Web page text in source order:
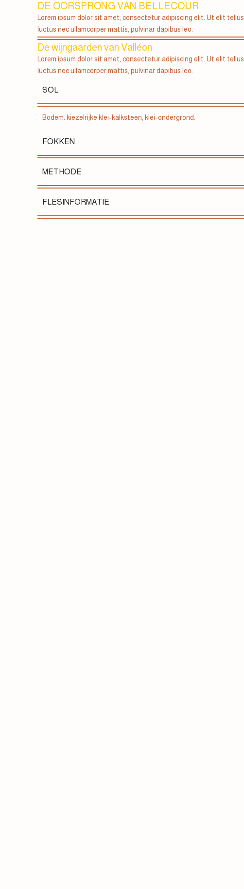
DE OORSPRONG VAN BELLECOUR
Lorem ipsum dolor sit amet, consectetur adipiscing elit. Ut elit tellus,
luctus nec ullamcorper mattis, pulvinar dapibus leo.
De wijngaarden van Valléon
Lorem ipsum dolor sit amet, consectetur adipiscing elit. Ut elit tellus,
luctus nec ullamcorper mattis, pulvinar dapibus leo.
SOL
Bodem: kiezelrijke klei-kalksteen, klei-ondergrond.
FOKKEN
METHODE
FLESINFORMATIE